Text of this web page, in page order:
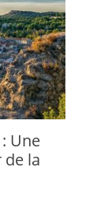
Une
la